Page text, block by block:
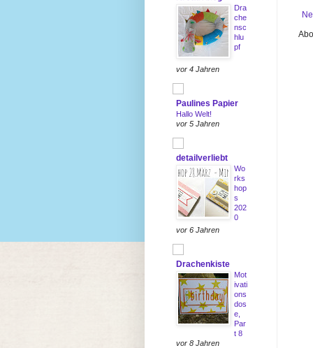
Dra
che
nsc
hlu
pf
vor 4 Jahren
Paulines Papier
Hallo Welt!
vor 5 Jahren
detailverliebt
Wo
rks
hop
s
202
0
vor 6 Jahren
Drachenkiste
Mot
ivati
ons
dos
e,
Par
t 8
vor 8 Jahren